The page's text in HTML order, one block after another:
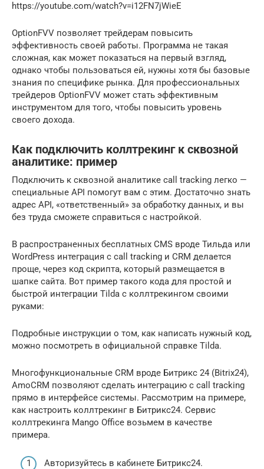
https://youtube.com/watch?v=i12FN7jWieE
OptionFVV позволяет трейдерам повысить
эффективность своей работы. Программа не такая
сложная, как может показаться на первый взгляд,
однако чтобы пользоваться ей, нужны хотя бы базовые
знания по специфике рынка. Для профессиональных
трейдеров OptionFVV может стать эффективным
инструментом для того, чтобы повысить уровень
своего дохода.
Как подключить коллтрекинг к сквозной
аналитике: пример
Подключить к сквозной аналитике call tracking легко —
специальные API помогут вам с этим. Достаточно знать
адрес API, «ответственный» за обработку данных, и вы
без труда сможете справиться с настройкой.
В распространенных бесплатных CMS вроде Тильда или
WordPress интеграция с call tracking и CRM делается
проще, через код скрипта, который размещается в
шапке сайта. Вот пример такого кода для простой и
быстрой интеграции Tilda с коллтрекингом своими
руками:
Подробные инструкции о том, как написать нужный код,
можно посмотреть в официальной справке Tilda.
Многофункциональные CRM вроде Битрикс 24 (Bitrix24),
AmoCRM позволяют сделать интеграцию с call tracking
прямо в интерфейсе системы. Рассмотрим на примере,
как настроить коллтрекинг в Битрикс24. Сервис
коллтрекинга Mango Office возьмем в качестве
примера.
Авторизуйтесь в кабинете Битрикс24.